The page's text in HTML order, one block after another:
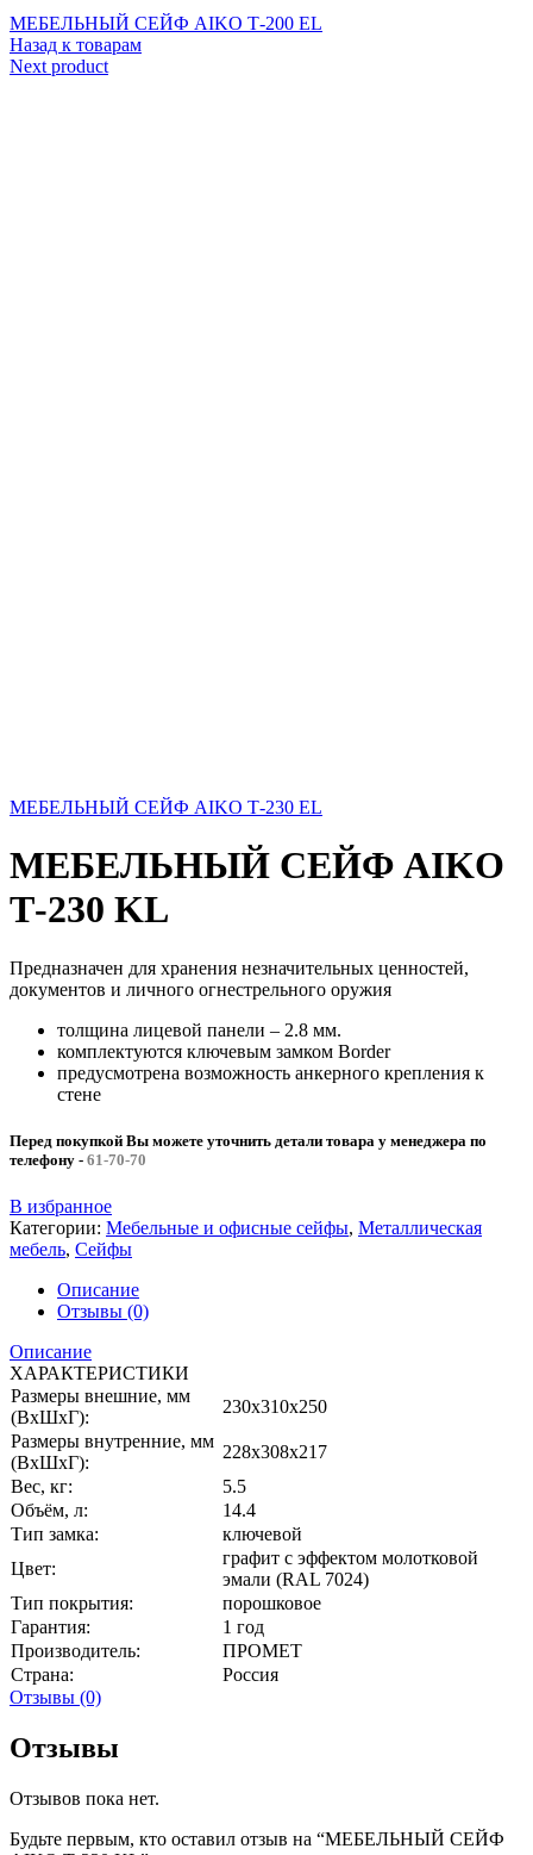
МЕБЕЛЬНЫЙ СЕЙФ AIKO Т-200 EL
Назад к товарам
Next product
МЕБЕЛЬНЫЙ СЕЙФ AIKO Т-230 EL
МЕБЕЛЬНЫЙ СЕЙФ AIKO
Т-230 KL
Предназначен для хранения незначительных ценностей,
документов и личного огнестрельного оружия
толщина лицевой панели – 2.8 мм.
комплектуются ключевым замком Border
предусмотрена возможность анкерного крепления к
стене
Перед покупкой Вы можете уточнить детали товара у менеджера по
телефону - 61-70-70
В избранное
Категории: Мебельные и офисные сейфы, Металлическая
мебель, Сейфы
Описание
Отзывы (0)
Описание
ХАРАКТЕРИСТИКИ
Размеры внешние, мм
(ВхШхГ):
230x310x250
Размеры внутренние, мм
(ВхШхГ):
228x308x217
Вес, кг:
5.5
Объём, л:
14.4
Тип замка:
ключевой
Цвет:
графит с эффектом молотковой
эмали (RAL 7024)
Тип покрытия:
порошковое
Гарантия:
1 год
Производитель:
ПРОМЕТ
Страна:
Россия
Отзывы (0)
Отзывы
Отзывов пока нет.
Будьте первым, кто оставил отзыв на “МЕБЕЛЬНЫЙ СЕЙФ